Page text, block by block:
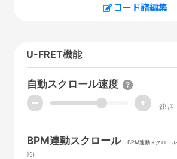
コード譜編集
U-FRET機能
自動スクロール速度
ー + 速さ
BPM連動スクロール
BPM連動スクロー
能）